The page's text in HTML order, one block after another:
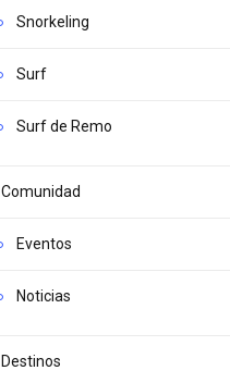
Snorkeling
Surf
Surf de Remo
Comunidad
Eventos
Noticias
Destinos